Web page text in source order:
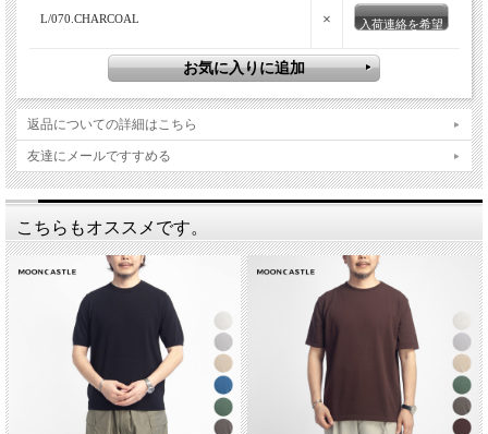
L/070.CHARCOAL × 入荷連絡を希望
返品についての詳細はこちら
友達にメールですすめる
こちらもオススメです。